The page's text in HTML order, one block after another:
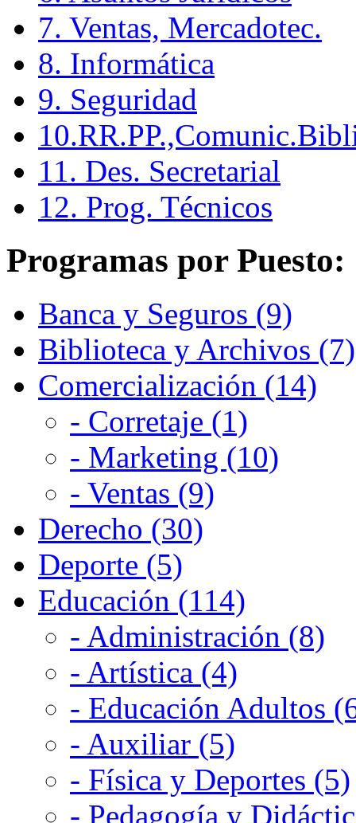
7. Ventas, Mercadotec.
8. Informática
9. Seguridad
11. Des. Secretarial
12. Prog. Técnicos
Programas por Puesto:
Banca y Seguros (9)
Biblioteca y Archivos (7)
Comercialización (14)
- Corretaje (1)
- Marketing (10)
- Ventas (9)
Derecho (30)
Deporte (5)
Educación (114)
- Administración (8)
- Artística (4)
- Educación Adultos
- Auxiliar (5)
- Física y Deportes (5)
- Pedagogía y